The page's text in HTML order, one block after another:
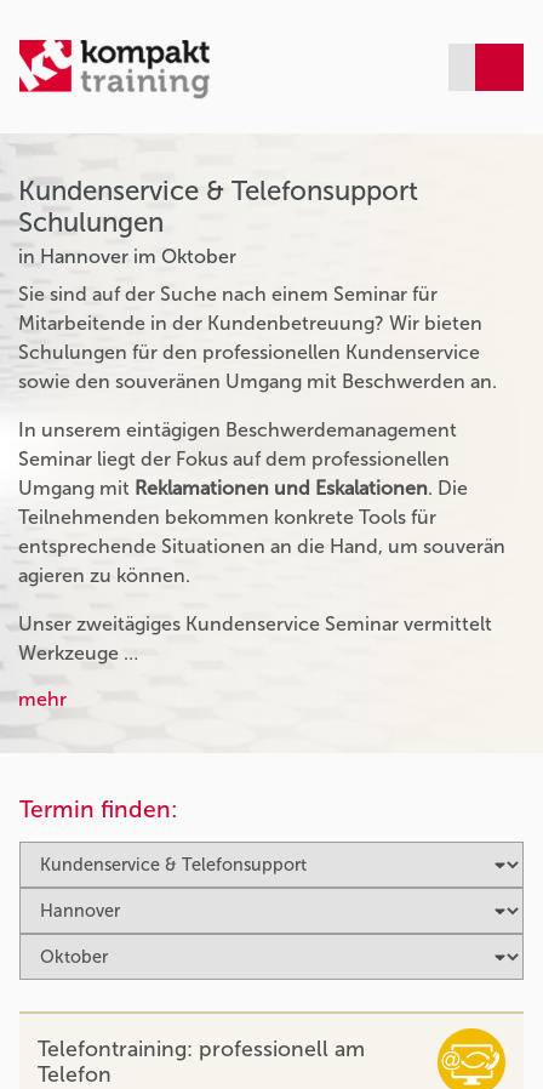
Kundenservice & Telefonsupport
Schulungen
in Hannover im Oktober
Sie sind auf der Suche nach einem Seminar für
Mitarbeitende in der Kundenbetreuung? Wir bieten
Schulungen für den professionellen Kundenservice
sowie den souveränen Umgang mit Beschwerden an.
In unserem eintägigen Beschwerdemanagement
Seminar liegt der Fokus auf dem professionellen
Umgang mit Reklamationen und Eskalationen. Die
Teilnehmenden bekommen konkrete Tools für
entsprechende Situationen an die Hand, um souverän
agieren zu können.
Unser zweitägiges Kundenservice Seminar vermittelt
Werkzeuge …
mehr
Termin finden:
Telefontraining: professionell am
Telefon